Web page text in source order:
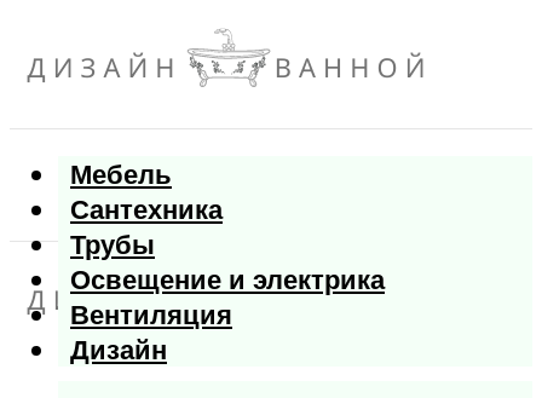
Мебель
Сантехника
Трубы
Освещение и электрика
Вентиляция
Дизайн